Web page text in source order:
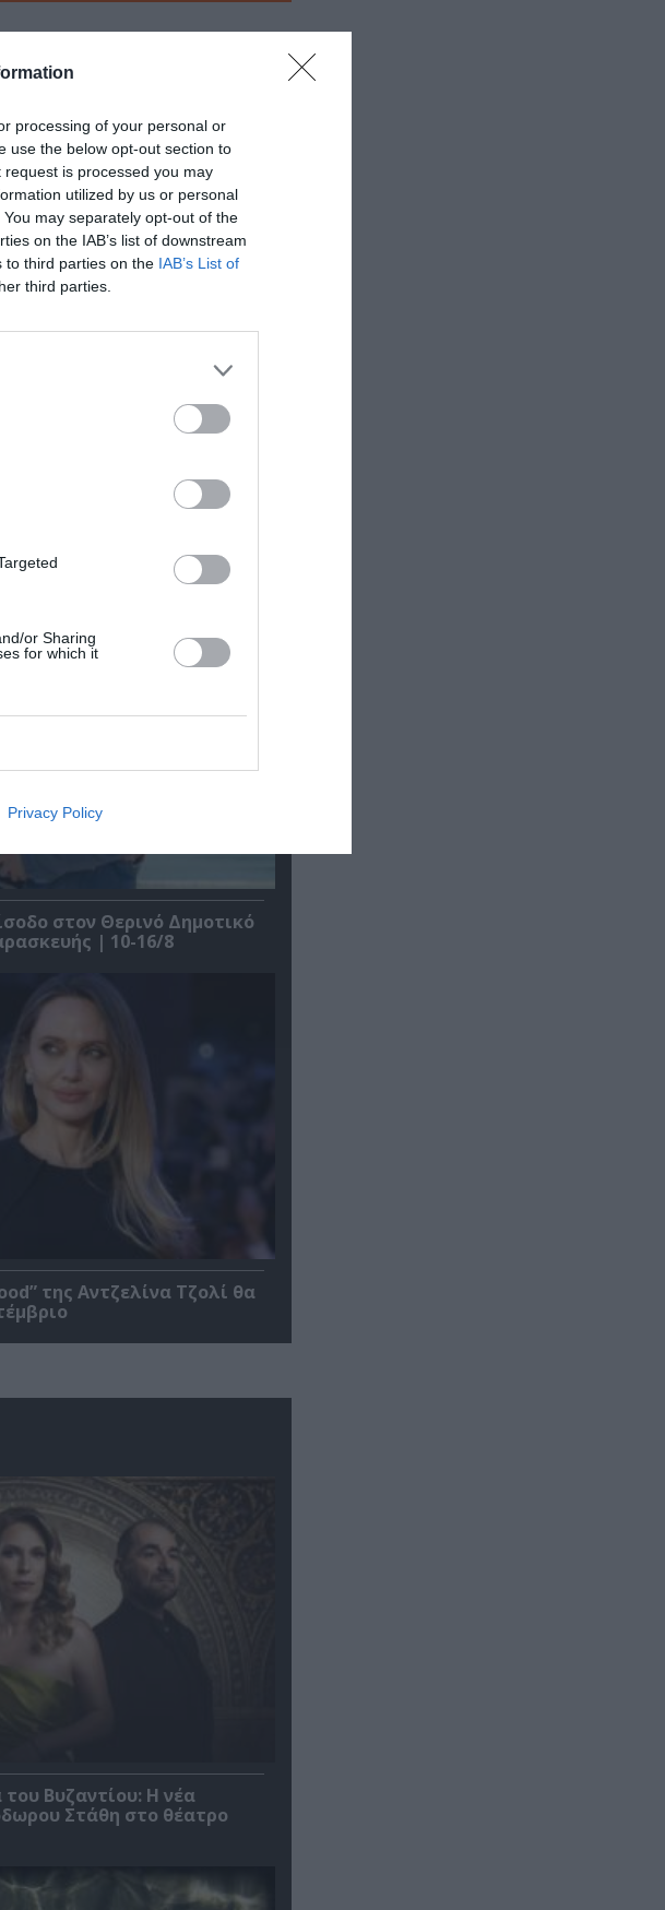
processing of your personal or
use the below opt-out section to
is processed you may
utilized by us or personal
may separately opt-out of the
on the IAB’s list of downstream
to third parties on the IAB’s List of
third parties.
or Sharing
for which it
Privacy Policy
Δες εδώ! ❯
στον Θερινό Δημοτικό
| 10-16/8
της Αντζελίνα Τζολί θα
Βυζαντίου: Η νέα
Στάθη στο θέατρο